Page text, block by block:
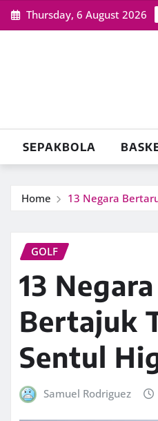
Skip
to
Thursday, 6 August 2026
SEPAKBOLA
Home 13 Negara
GOLF
13
Bertajuk
Sentul
Samuel Rodriguez